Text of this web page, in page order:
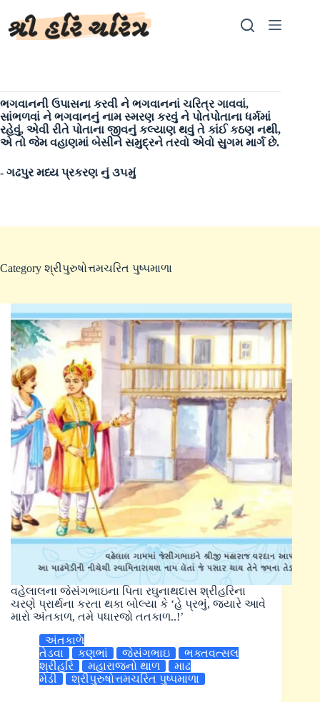
content
ભગવાનની ઉપાસના કરવી ને ભગવાનનાં ચરિત્ર ગાવવાં,
સાંભળવાં ને ભગવાનનું નામ સ્મરણ કરવું ને પોતપોતાના ધર્મમાં
રહેવું, એવી રીતે પોતાના જીવનું કલ્યાણ થવું તે કાંઈ કઠણ નથી,
એ તો જેમ વહાણમાં બેસીને સમુદ્રને તરવો એવો સુગમ માર્ગ છે.
- ગઢપુર મધ્ય પ્રકરણ નું ૩૫મું
Category શ્રીપુરુષોત્તમચરિત પુષ્પમાળા
વહેલાલના જેસંગભાઇના પિતા રઘુનાથદાસ શ્રીહરિના
ચરણે પ્રાર્થના કરતા થકા બોલ્યા કે ‘હે પ્રભું, જ્યારે આવે
મારો અંતકાળ, તમે પધારજો તતકાળ..!’
અંતકાળે
તેડવા
કણભાં જેસંગભાઇ
ભક્તવત્સલ
શ્રીહરિ
મહારાજનો થાળ
માઢ
મેડી
શ્રીપુરુષોત્તમચરિત પુષ્પમાળા